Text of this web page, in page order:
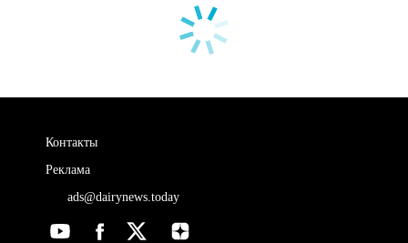
Контакты
Реклама
ads@dairynews.today